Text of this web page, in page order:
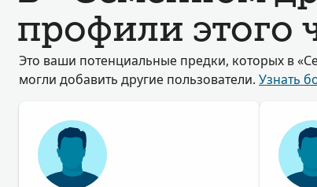
профили этого
Это ваши потенциальные предки, которых в
могли добавить другие пользователи. Узнать